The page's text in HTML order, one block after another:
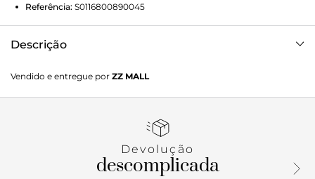
Referência: S0116800890045
Descrição
Vendido e entregue por ZZ MALL
Devolução
descomplicada